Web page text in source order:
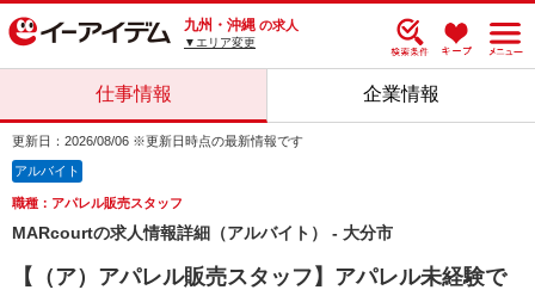
九州・沖縄 の求人
▼エリア変更
仕事情報 企業情報
更新日：2026/08/06 ※更新日時点の最新情報です
アルバイト
職種：アパレル販売スタッフ
MARcourtの求人情報詳細（アルバイト） - 大分市
【（ア）アパレル販売スタッフ】アパレル未経験で